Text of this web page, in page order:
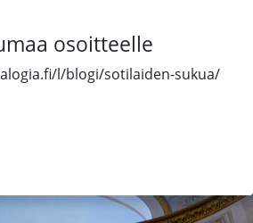
osoitteelle
l/blogi/sotilaiden-sukua/